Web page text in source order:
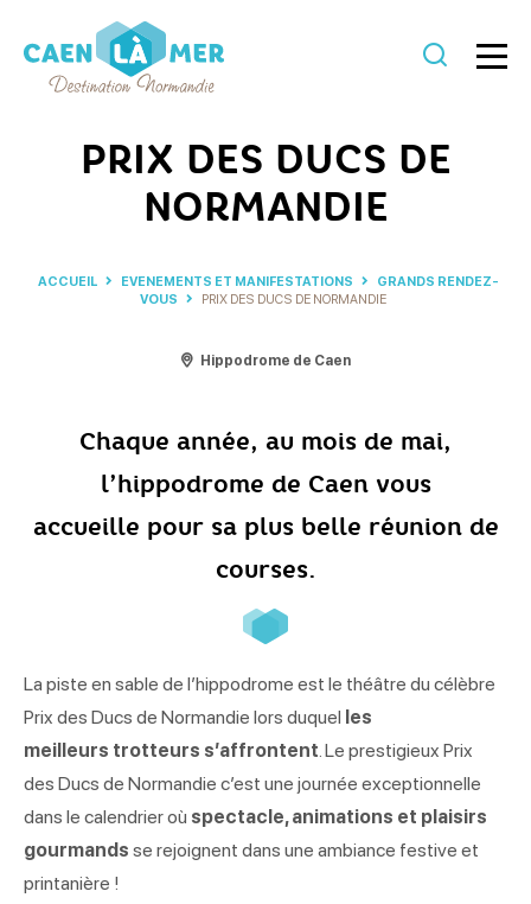
PRIX DES DUCS DE
NORMANDIE
ACCUEIL EVENEMENTS ET MANIFESTATIONS
GRANDS RENDEZ-
VOUS
PRIX DES DUCS DE NORMANDIE
Hippodrome de Caen
Chaque année, au mois de mai,
l’hippodrome de Caen vous
accueille pour sa plus belle réunion de
courses.
La piste en sable de l’hippodrome est le théâtre du célèbre
Prix des Ducs de Normandie lors duquel les
meilleurs trotteurs s’affrontent. Le prestigieux Prix
des Ducs de Normandie c’est une journée exceptionnelle
dans le calendrier où spectacle, animations et plaisirs
gourmands se rejoignent dans une ambiance festive et
printanière !